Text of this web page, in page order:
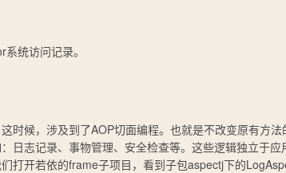
系统访问记录。
时候，涉及到了AOP切面编程。也就是不改变原有方
日志记录、事物管理、安全检查等。这些逻辑独立于应
打开若依的frame子项目，看到子包aspectj下的